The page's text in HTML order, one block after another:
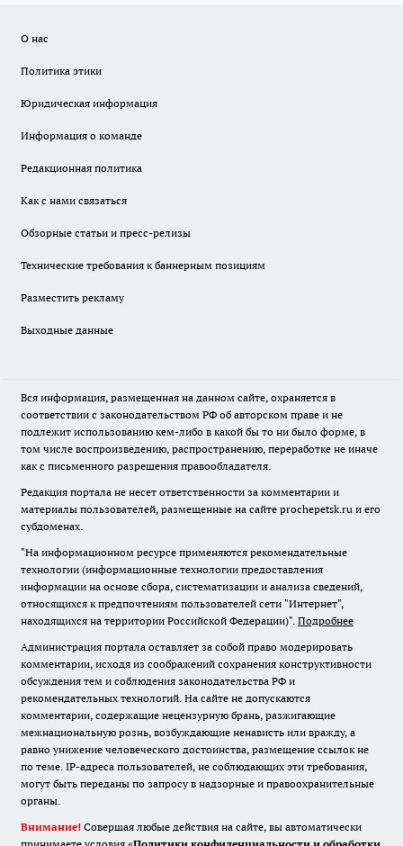
О нас
Политика этики
Юридическая информация
Информация о команде
Редакционная политика
Как с нами связаться
Обзорные статьи и пресс-релизы
Технические требования к баннерным позициям
Разместить рекламу
Выходные данные
Вся информация, размещенная на данном сайте, охраняется в
соответствии с законодательством РФ об авторском праве и не
подлежит использованию кем-либо в какой бы то ни было форме, в
том числе воспроизведению, распространению, переработке не иначе
как с письменного разрешения правообладателя.
Редакция портала не несет ответственности за комментарии и
материалы пользователей, размещенные на сайте prochepetsk.ru и его
субдоменах.
"На информационном ресурсе применяются рекомендательные
технологии (информационные технологии предоставления
информации на основе сбора, систематизации и анализа сведений,
относящихся к предпочтениям пользователей сети "Интернет",
находящихся на территории Российской Федерации)". Подробнее
Администрация портала оставляет за собой право модерировать
комментарии, исходя из соображений сохранения конструктивности
обсуждения тем и соблюдения законодательства РФ и
рекомендательных технологий. На сайте не допускаются
комментарии, содержащие нецензурную брань, разжигающие
межнациональную рознь, возбуждающие ненависть или вражду, а
равно унижение человеческого достоинства, размещение ссылок не
по теме. IP-адреса пользователей, не соблюдающих эти требования,
могут быть переданы по запросу в надзорные и правоохранительные
органы.
Внимание! Совершая любые действия на сайте, вы автоматически